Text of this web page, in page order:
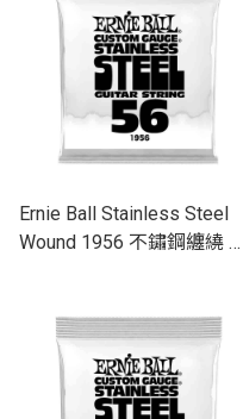
Ernie Ball Stainless Steel
Wound 1956 不鏽鋼纏繞 電